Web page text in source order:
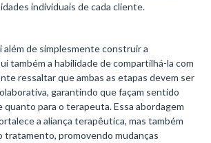
individuais de cada cliente.
além de simplesmente construir a
também a habilidade de compartilhá-la com
ressaltar que ambas as etapas devem ser
garantindo que façam sentido
para o terapeuta. Essa abordagem
a aliança terapêutica, mas também
tratamento, promovendo mudanças